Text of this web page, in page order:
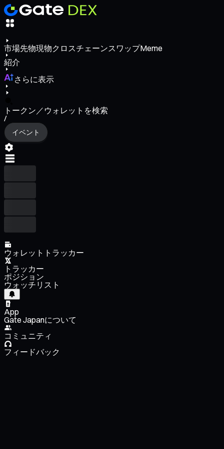
市場先物現物クロスチェーンスワップMeme
紹介
さらに表示
トークン／ウォレットを検索
/
イベント
ウォレットトラッカー
トラッカー
ポジション
ウォッチリスト
App
Gate Japanについて
コミュニティ
フィードバック